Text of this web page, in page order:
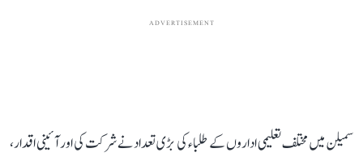
ADVERTISEMENT
سمیلن میں مختلف تعلیمی اداروں کے طلباء کی بڑی تعداد نے شرکت کی اور آئینی اقدار،